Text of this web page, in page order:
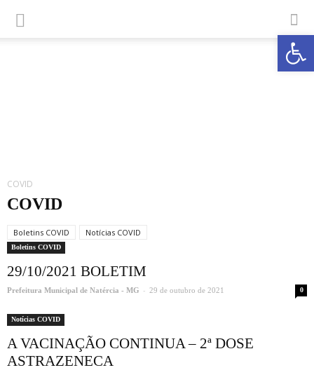
Abrir a
COVID
COVID
Boletins COVID Notícias COVID
Boletins COVID
29/10/2021 BOLETIM
Prefeitura Municipal de Natércia - MG - 29 de outubro de 2021 0
Notícias COVID
A VACINAÇÃO CONTINUA – 2ª DOSE
ASTRAZENECA